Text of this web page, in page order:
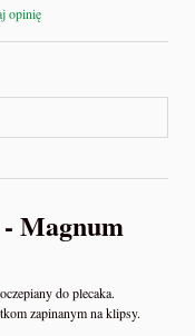
opinię
Magnum
do plecaka.
zapinanym na klipsy.